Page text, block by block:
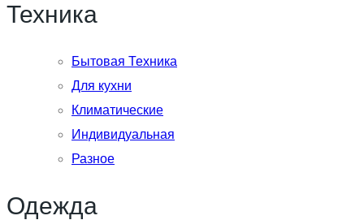
Техника
Бытовая Техника
Для кухни
Климатические
Индивидуальная
Разное
Одежда